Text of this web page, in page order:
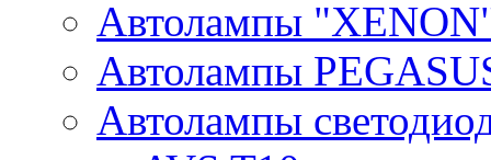
Автолампы
Автолампы
Автолампы